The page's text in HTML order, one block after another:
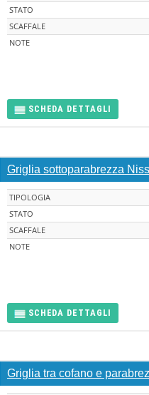
STATO
SCAFFALE
NOTE
SCHEDA DETTAGLI
Griglia sottoparabrezza
TIPOLOGIA
STATO
SCAFFALE
NOTE
SCHEDA DETTAGLI
Griglia tra cofano e